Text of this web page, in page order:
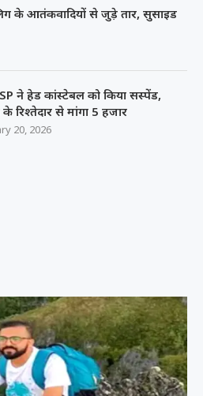
के आतंकवादियों से जुड़े तार, सुसाइड
ने हेड कांस्टेबल को किया सस्पेंड,
रिश्तेदार से मांगा 5 हजार
20, 2026